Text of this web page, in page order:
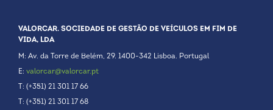
VALORCAR. SOCIEDADE DE GESTÃO DE VEÍCULOS EM FIM DE
VIDA, LDA
M: Av. da Torre de Belém, 29. 1400-342 Lisboa. Portugal
E: valorcar@valorcar.pt
T: (+351) 21 301 17 66
T: (+351) 21 301 17 68